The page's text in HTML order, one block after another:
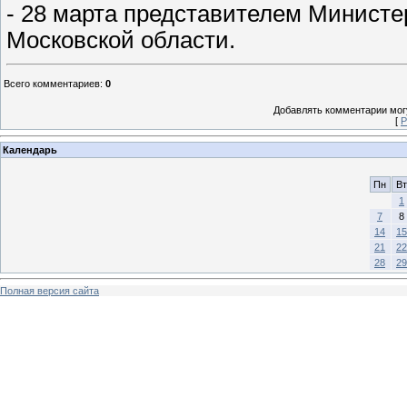
- 28 марта представителем
Московской области.
Всего комментариев: 0
Добавлять комментарии
[
Календарь
Пн
Вт
1
7
8
14
15
21
22
28
29
Полная версия сайта